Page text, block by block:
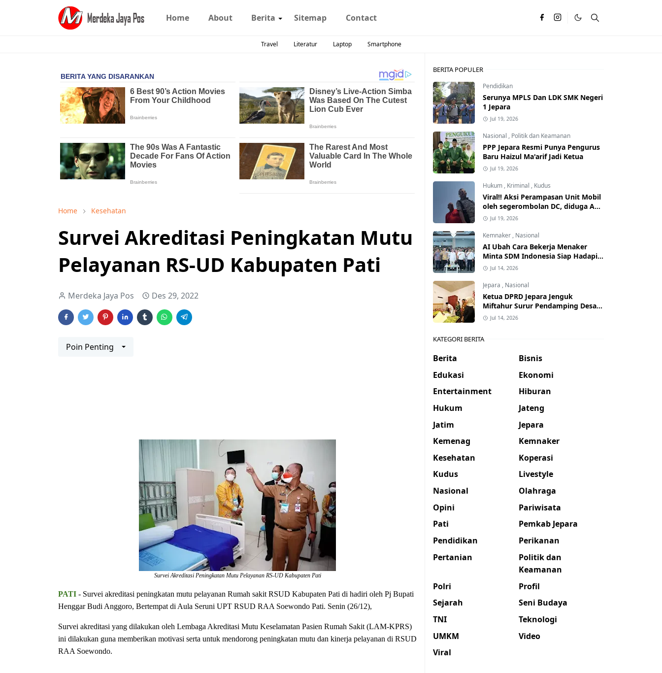
Home About Berita Sitemap Contact
Travel Literatur Laptop Smartphone
Home Kesehatan
Survei Akreditasi Peningkatan Mutu
Pelayanan RS-UD Kabupaten Pati
Merdeka Jaya Pos Des 29, 2022
Poin Penting
Survei Akreditasi Peningkatan Mutu Pelayanan RS-UD Kabupaten Pati
PATI - Survei akreditasi peningkatan mutu pelayanan Rumah sakit RSUD Kabupaten Pati di hadiri oleh Pj Bupati
Henggar Budi Anggoro, Bertempat di Aula Seruni UPT RSUD RAA Soewondo Pati. Senin (26/12),
Survei akreditasi yang dilakukan oleh Lembaga Akreditasi Mutu Keselamatan Pasien Rumah Sakit (LAM-KPRS)
ini dilakukan guna memberikan motivasi serta untuk mendorong peningkatan mutu dan kinerja pelayanan di RSUD
RAA Soewondo.
BERITA POPULER
Pendidikan
Serunya MPLS Dan LDK SMK Negeri
1 Jepara
Jul 19, 2026
Nasional , Politik dan Keamanan
PPP Jepara Resmi Punya Pengurus
Baru Haizul Ma'arif Jadi Ketua
Jul 19, 2026
Hukum , Kriminal , Kudus
Viral!! Aksi Perampasan Unit Mobil
oleh segerombolan DC, diduga Ada
Dalangnya
Jul 19, 2026
Kemnaker , Nasional
AI Ubah Cara Bekerja Menaker
Minta SDM Indonesia Siap Hadapi
Dunia Kerja Baru
Jul 14, 2026
Jepara , Nasional
Ketua DPRD Jepara Jenguk
Miftahur Surur Pendamping Desa
yang Sakit
Jul 14, 2026
KATEGORI BERITA
Berita
Bisnis
Edukasi
Ekonomi
Entertainment
Hiburan
Hukum
Jateng
Jatim
Jepara
Kemenag
Kemnaker
Kesehatan
Koperasi
Kudus
Livestyle
Nasional
Olahraga
Opini
Pariwisata
Pati
Pemkab Jepara
Pendidikan
Perikanan
Pertanian
Politik dan
Keamanan
Polri
Profil
Sejarah
Seni Budaya
TNI
Teknologi
UMKM
Video
Viral